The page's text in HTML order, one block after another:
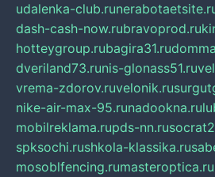
udalenka-club.ru
dash-cash-now.rubravoprod.ru
hotteygroup.rubagira31.ru
dveriland73.runis-glonass51.ru
vrema-zdorov.ruvelonik.ru
nike-air-max-95.runadookna.ru
mobilreklama.rupds-nn.ru
spksochi.rushkola-klassika.ru
mosoblfencing.rumasteroptica.ru